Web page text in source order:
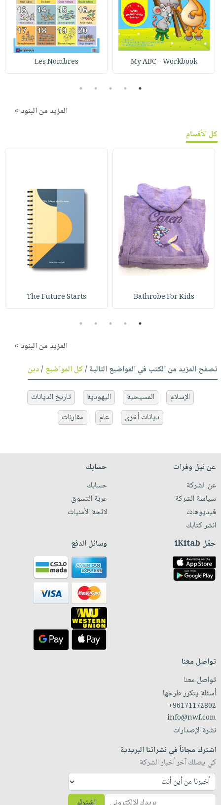
My ABC – Workbook
Les Nombres
1
2
3
4
5
المزيد من البنود »
كل الأقسام
Bathrobe For Kids
The Future Starts
1
2
3
4
5
المزيد من البنود »
تصفح المزيد من الكتب في المواضيع التالية /كل المواضيع/دين
الإسلام المسيحية اليهودية
تاريخ الديانات
ديانات أخرى
عام مقارنات
عن نيل وفرات
عن الشركة
سياسة الشركة
فيديوهات
انشر كتابك
حسابك
حسابك
عربة التسوق
لائحة الأمنيات
حمّل iKitab وسائل الدفع
تواصل معنا
تواصل معنا
أسئلة يتكرر طرحها
+96171172802
info@nwf.com
نشرة الإصدارات
اشترك مجاناً في نشراتنا البريدية
كي يصلك آخر أخبار الشركة